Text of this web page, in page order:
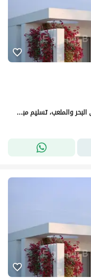
عرض محدود: شقة دوبلكس للبيع بإطلالة على البحر والملعب، تسليم مبكر، وخطة سداد تمتد لأكثر من 8 سنوات